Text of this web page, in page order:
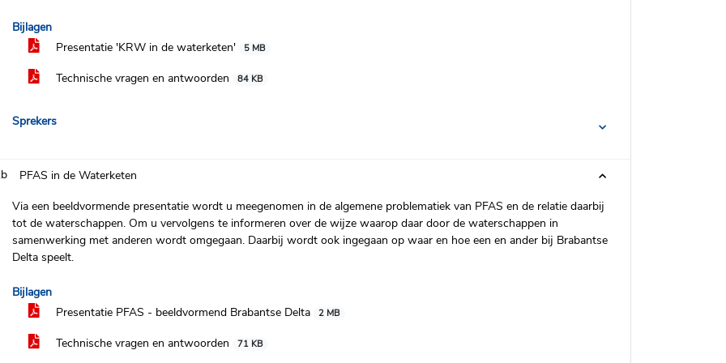
Bijlagen
Presentatie 'KRW in de waterketen'
5 MB
Technische vragen en antwoorden 84 KB
Sprekers
PFAS in de Waterketen
Via een beeldvormende presentatie wordt u meegenomen in de algemene problematiek van PFAS en de relatie daarbij
tot de waterschappen. Om u vervolgens te informeren over de wijze waarop daar door de waterschappen in
samenwerking met anderen wordt omgegaan. Daarbij wordt ook ingegaan op waar en hoe een en ander bij Brabantse
Delta speelt.
Bijlagen
Presentatie PFAS - beeldvormend Brabantse Delta
2 MB
Technische vragen en antwoorden 71 KB